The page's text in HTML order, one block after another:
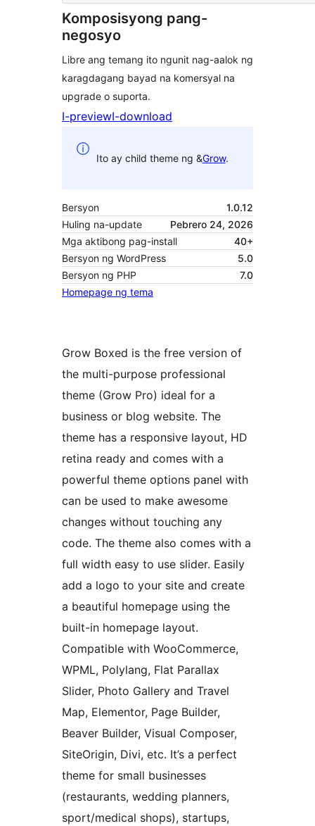
Komposisyong pang-
negosyo
Libre ang temang ito ngunit nag-aalok ng
karagdagang bayad na komersyal na
upgrade o suporta.
I-previewI-download
Ito ay child theme ng &Grow.
Bersyon
1.0.12
Huling na-update
Pebrero 24, 2026
Mga aktibong pag-install
40+
Bersyon ng WordPress
5.0
Bersyon ng PHP
7.0
Homepage ng tema
Grow Boxed is the free version of
the multi-purpose professional
theme (Grow Pro) ideal for a
business or blog website. The
theme has a responsive layout, HD
retina ready and comes with a
powerful theme options panel with
can be used to make awesome
changes without touching any
code. The theme also comes with a
full width easy to use slider. Easily
add a logo to your site and create
a beautiful homepage using the
built-in homepage layout.
Compatible with WooCommerce,
WPML, Polylang, Flat Parallax
Slider, Photo Gallery and Travel
Map, Elementor, Page Builder,
Beaver Builder, Visual Composer,
SiteOrigin, Divi, etc. It’s a perfect
theme for small businesses
(restaurants, wedding planners,
sport/medical shops), startups,